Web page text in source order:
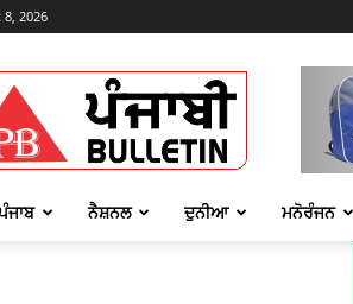
2026
Punjabi
Bulletin
ਨੈਸ਼ਨਲ ਦੁਨੀਆ ਮਨੋਰੰਜਨ